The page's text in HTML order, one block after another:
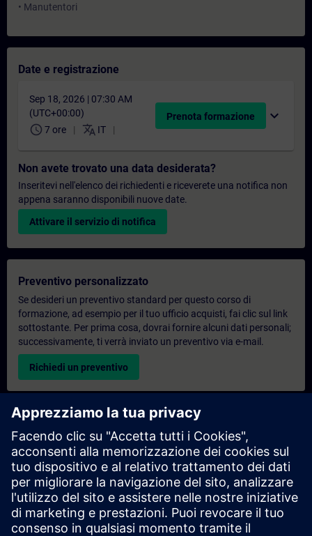
• Manutentori
Date e registrazione
Sep 18, 2026 | 07:30 AM
(UTC+00:00)
schedule 7 ore translate IT
Prenota formazione expand_more
Non avete trovato una data desiderata?
Inseritevi nell'elenco dei richiedenti e riceverete una notifica non
appena saranno disponibili nuove date.
Attivare il servizio di notifica
Preventivo personalizzato
Se desideri un preventivo standard per questo corso di
formazione, ad esempio per il tuo ufficio acquisti, fai clic sul link
sottostante. Per prima cosa, dovrai fornire alcuni dati personali;
successivamente, ti verrà inviato un preventivo via e-mail.
Richiedi un preventivo
Richiesta di informazioni su corsi di formazione
esclusivi
Compila il modulo di richiesta sottostante se hai bisogno di un
preventivo per un corso di formazione esclusivo in sede,
virtualmente o presso il nostro centro di formazione SITRAIN.
Questo tipo di richiesta è adatto a gruppi più numerosi (da 6
persone in su). Dopo aver fornito i tuoi dati di contatto e le tue